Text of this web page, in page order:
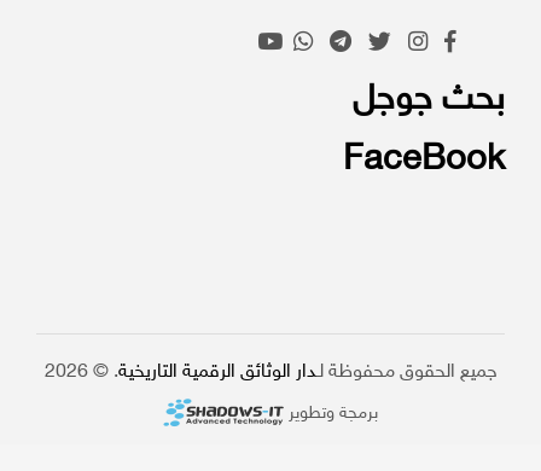
بحث جوجل
FaceBook
جميع الحقوق محفوظة لـ دار الوثائق الرقمية التاريخية. © 2026
برمجة وتطوير